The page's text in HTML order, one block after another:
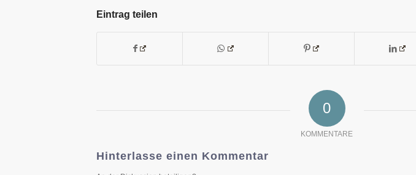
Eintrag teilen
0
KOMMENTARE
Hinterlasse einen Kommentar